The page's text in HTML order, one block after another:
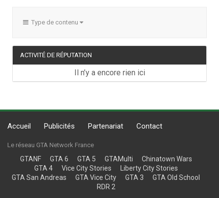
Type de contenu
ACTIVITÉ DE RÉPUTATION
Il n’y a encore rien ici
Accueil Publicités Partenariat Contact
Le réseau GTA Network France
GTANF GTA 6 GTA 5 GTAMulti
Chinatown Wars
GTA 4
Vice City Stories
Liberty City Stories
GTA San Andreas
GTA Vice City GTA 3
GTA Old School
RDR 2